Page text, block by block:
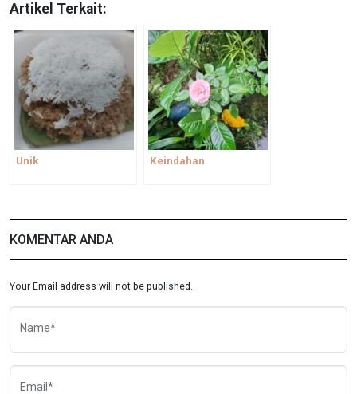
Artikel Terkait:
Unik Keindahan
KOMENTAR ANDA
Your Email address will not be published.
Name*
Email*